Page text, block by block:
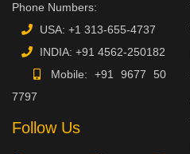
Phone Numbers:
USA: +1 313-655-4737
INDIA: +91 4562-250182
Mobile:+91 9677 50
7797
Follow Us